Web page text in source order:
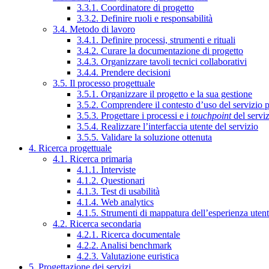
3.3.1. Coordinatore di progetto
3.3.2. Definire ruoli e responsabilità
3.4. Metodo di lavoro
3.4.1. Definire processi, strumenti e rituali
3.4.2. Curare la documentazione di progetto
3.4.3. Organizzare tavoli tecnici collaborativi
3.4.4. Prendere decisioni
3.5. Il processo progettuale
3.5.1. Organizzare il progetto e la sua gestione
3.5.2. Comprendere il contesto d’uso del servizio
3.5.3. Progettare i processi e i touchpointdel
3.5.4. Realizzare l’interfaccia utente del servizio
3.5.5. Validare la soluzione ottenuta
4. Ricerca progettuale
4.1. Ricerca primaria
4.1.1. Interviste
4.1.2. Questionari
4.1.3. Test di usabilità
4.1.4. Web analytics
4.1.5. Strumenti di mappatura dell’esperienza
4.2. Ricerca secondaria
4.2.1. Ricerca documentale
4.2.2. Analisi benchmark
4.2.3. Valutazione euristica
5. Progettazione dei servizi